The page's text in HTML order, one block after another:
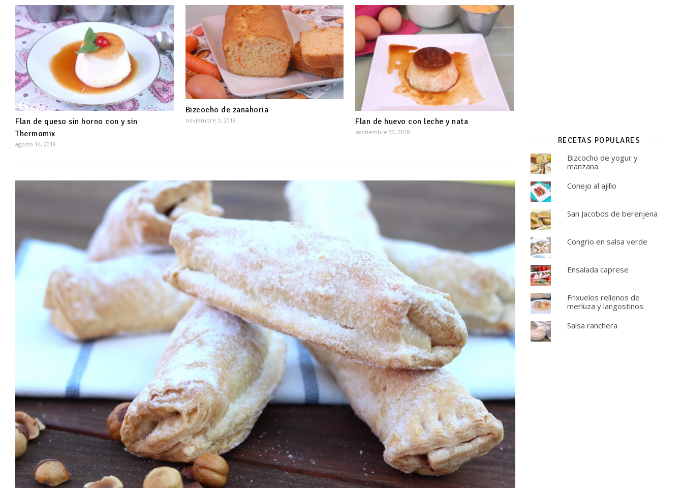
Flan de queso sin horno con y sin
Thermomix
agosto 14, 2018
Bizcocho de zanahoria
noviembre 1, 2018 Flan de huevo con leche y nata
septiembre 30, 2018
RECETAS POPULARES
Bizcocho de yogur y
manzana
Conejo al ajillo
San Jacobos de berenjena
Congrio en salsa verde
Ensalada caprese
Frixuelos rellenos de
merluza y langostinos.
Salsa ranchera